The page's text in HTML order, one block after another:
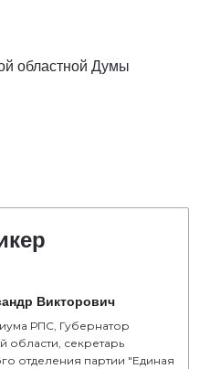
областной Думы
Викторович
РПС, Губернатор
области, секретарь
отделения партии "Единая